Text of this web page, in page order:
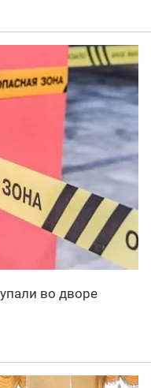
во дворе